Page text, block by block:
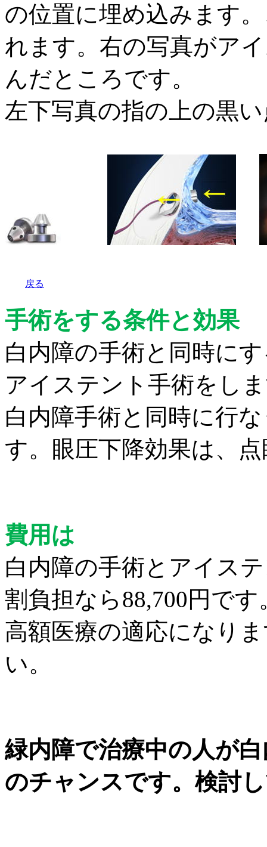
戻る
の位置に埋め込みます
れます。右の写真がア
んだところです。
左下写真の指の上の黒
手術をする条件と効果
白内障の手術と同時に
アイステント手術をし
白内障手術と同時に行
す。
眼圧下降効果は、
費用は
白内障の手術とアイス
割負担なら88,700円です
高額医療の適応になり
い。
緑内障で治療中の人が
のチャンスです。検討